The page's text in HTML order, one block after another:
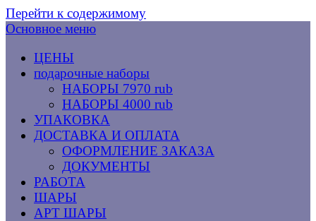
Перейти к содержимому
Основное меню
ЦЕНЫ
подарочные наборы
НАБОРЫ 7970 rub
НАБОРЫ 4000 rub
УПАКОВКА
ДОСТАВКА И ОПЛАТА
ОФОРМЛЕНИЕ ЗАКАЗА
ДОКУМЕНТЫ
РАБОТА
ШАРЫ
АРТ ШАРЫ